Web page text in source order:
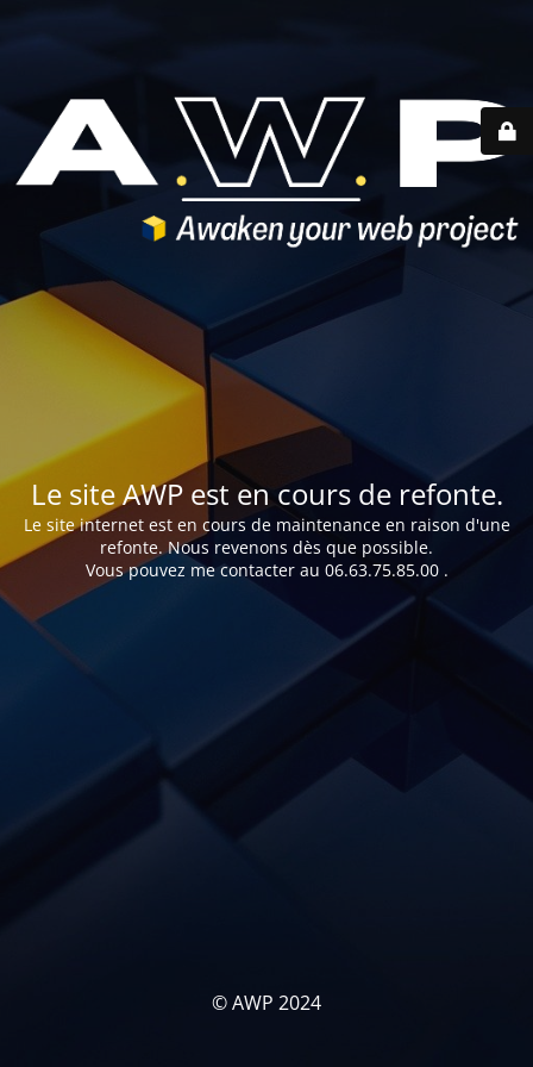
Le site AWP est en cours de refonte.
Le site internet est en cours de maintenance en raison d'une
refonte. Nous revenons dès que possible.
Vous pouvez me contacter au 06.63.75.85.00 .
© AWP 2024